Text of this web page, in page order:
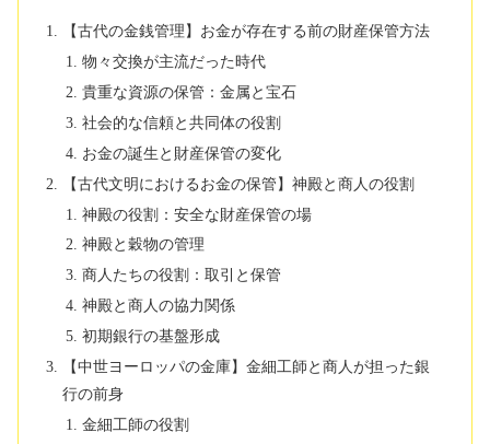
【古代の金銭管理】お金が存在する前の財産保管方法
物々交換が主流だった時代
貴重な資源の保管：金属と宝石
社会的な信頼と共同体の役割
お金の誕生と財産保管の変化
【古代文明におけるお金の保管】神殿と商人の役割
神殿の役割：安全な財産保管の場
神殿と穀物の管理
商人たちの役割：取引と保管
神殿と商人の協力関係
初期銀行の基盤形成
【中世ヨーロッパの金庫】金細工師と商人が担った銀
行の前身
金細工師の役割